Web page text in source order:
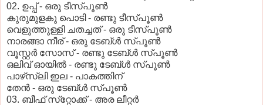
02. ഉപ്പ് - ഒരു ടീസ്പൂണ്‍
കുരുമുളകു പൊടി - രണ്ടു ടീസ്പൂണ്‍
വെളുത്തുള്ളി ചതച്ചത് - ഒരു ടീസ്പൂണ്‍
നാരങ്ങാ നീര് - ഒരു ടേബ്ള്‍ സ്പൂണ്‍
വൂസ്റ്റര്‍ സോസ് - രണ്ടു ടേബ്ള്‍ സ്പൂണ്‍
ഒലിവ് ഓയില്‍ - രണ്ടു ടേബ്ള്‍ സ്പൂണ്‍
പാഴ്‌സ്‌ലി ഇല - പാകത്തിന്
തേന്‍ - ഒരു ടേബ്ള്‍ സ്പൂണ്‍
03. ബീഫ് സ്‌റ്റോക്ക് - അര ലീറ്റര്‍